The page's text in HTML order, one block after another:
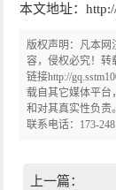
本文地址：
版权声明：凡本网
容，侵权必究！转
链接http://
载自其它媒体平台
和对其真实性负责
联系电话：173-
上一篇：